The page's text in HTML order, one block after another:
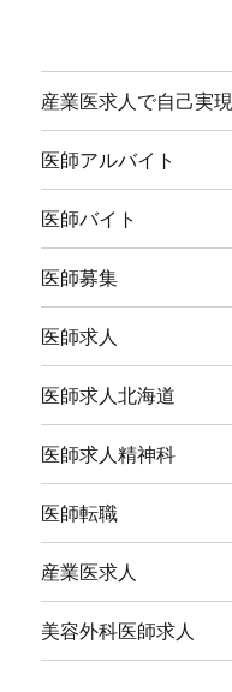
産業医求人で自己実現
医師アルバイト
医師バイト
医師募集
医師求人
医師求人北海道
医師求人精神科
医師転職
産業医求人
美容外科医師求人